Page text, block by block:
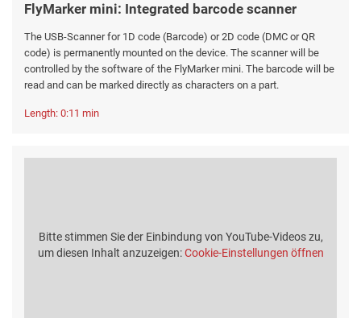
FlyMarker mini: Integrated barcode scanner
The USB-Scanner for 1D code (Barcode) or 2D code (DMC or QR
code) is permanently mounted on the device. The scanner will be
controlled by the software of the FlyMarker mini. The barcode will be
read and can be marked directly as characters on a part.
Length: 0:11 min
Bitte stimmen Sie der Einbindung von YouTube-Videos zu,
um diesen Inhalt anzuzeigen:Cookie-Einstellungen öffnen